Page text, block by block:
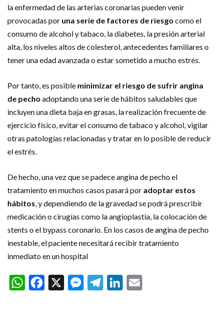
la enfermedad de las arterias coronarias pueden venir
provocadas por una serie de factores de riesgo como el
consumo de alcohol y tabaco, la diabetes, la presión arterial
alta, los niveles altos de colesterol, antecedentes familiares o
tener una edad avanzada o estar sometido a mucho estrés.
Por tanto, es posible minimizar el riesgo de sufrir angina
de pecho adoptando una serie de hábitos saludables que
incluyen una dieta baja en grasas, la realización frecuente de
ejercicio físico, evitar el consumo de tabaco y alcohol, vigilar
otras patologías relacionadas y tratar en lo posible de reducir
el estrés.
De hecho, una vez que se padece angina de pecho el
tratamiento en muchos casos pasará por adoptar estos
hábitos, y dependiendo de la gravedad se podrá prescribir
medicación o cirugías como la angioplastia, la colocación de
stents o el bypass coronario. En los casos de angina de pecho
inestable, el paciente necesitará recibir tratamiento
inmediato en un hospital
WhatsApp
Facebook
X Messenger
Telegram
LinkedIn